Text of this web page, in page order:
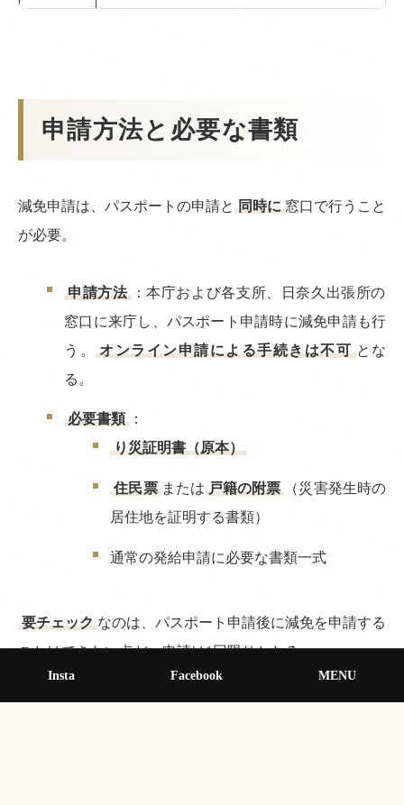
申請方法と必要な書類
減免申請は、パスポートの申請と 同時に 窓口で行うこと
が必要。
申請方法 ：本庁および各支所、日奈久出張所の
窓口に来庁し、パスポート申請時に減免申請も行
う。 オンライン申請による手続きは不可 とな
る。
必要書類
：
り災証明書（原本）
住民票 または 戸籍の附票
（災害発生時の
居住地を証明する書類）
通常の発給申請に必要な書類一式
要チェック なのは、パスポート申請後に減免を申請する
ことはできない点だ。申請は1回限りとなる。
Insta Facebook MENU